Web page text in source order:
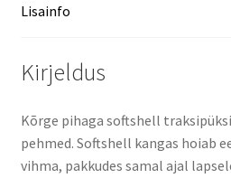
Lisainfo
Kirjeldus
Kõrge pihaga softshell
pehmed. Softshell kangas hoiab
vihma, pakkudes samal ajal